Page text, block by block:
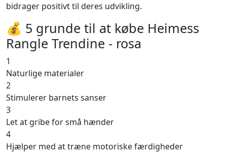
bidrager positivt til deres udvikling.
💰 5 grunde til at købe Heimess
Rangle Trendine - rosa
1
Naturlige materialer
2
Stimulerer barnets sanser
3
Let at gribe for små hænder
4
Hjælper med at træne motoriske færdigheder